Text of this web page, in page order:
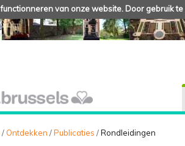
van onze website. Door gebruik
/ Ontdekken /Publicaties /Rondleidingen